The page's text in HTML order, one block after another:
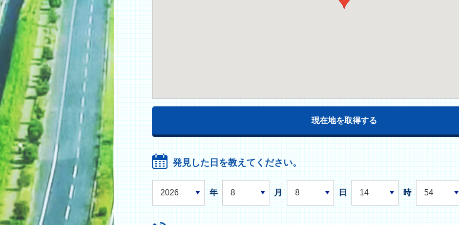
現在地を取得する
発見した日を教えてください。
年 月 日 時